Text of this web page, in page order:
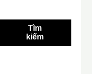
Tìm
kiếm